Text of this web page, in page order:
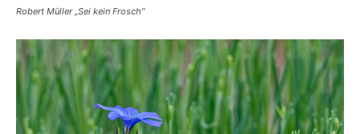
Robert Müller „Sei kein Frosch“